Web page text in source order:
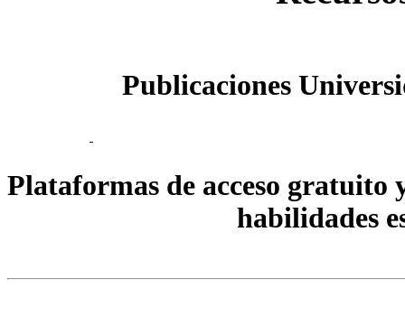
Publicaciones
Plataformas de acceso
habilidades